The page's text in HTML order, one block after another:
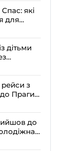
які
для
дітьми
ОВА
рейси з
Праги
до